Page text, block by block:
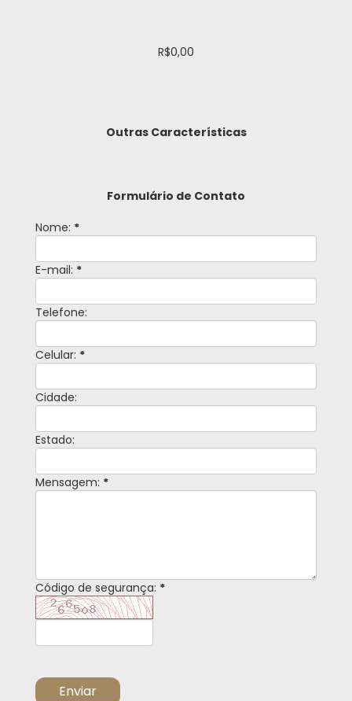
R$0,00
Outras Características
Formulário de Contato
Nome: *
E-mail: *
Telefone:
Celular: *
Cidade:
Estado:
Mensagem: *
Código de segurança: *